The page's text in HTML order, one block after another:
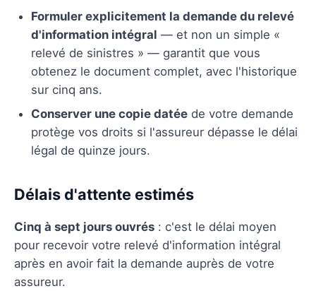
Formuler explicitement la demande du relevé
d'information intégral — et non un simple «
relevé de sinistres » — garantit que vous
obtenez le document complet, avec l'historique
sur cinq ans.
Conserver une copie datée de votre demande
protège vos droits si l'assureur dépasse le délai
légal de quinze jours.
Délais d'attente estimés
Cinq à sept jours ouvrés : c'est le délai moyen
pour recevoir votre relevé d'information intégral
après en avoir fait la demande auprès de votre
assureur.